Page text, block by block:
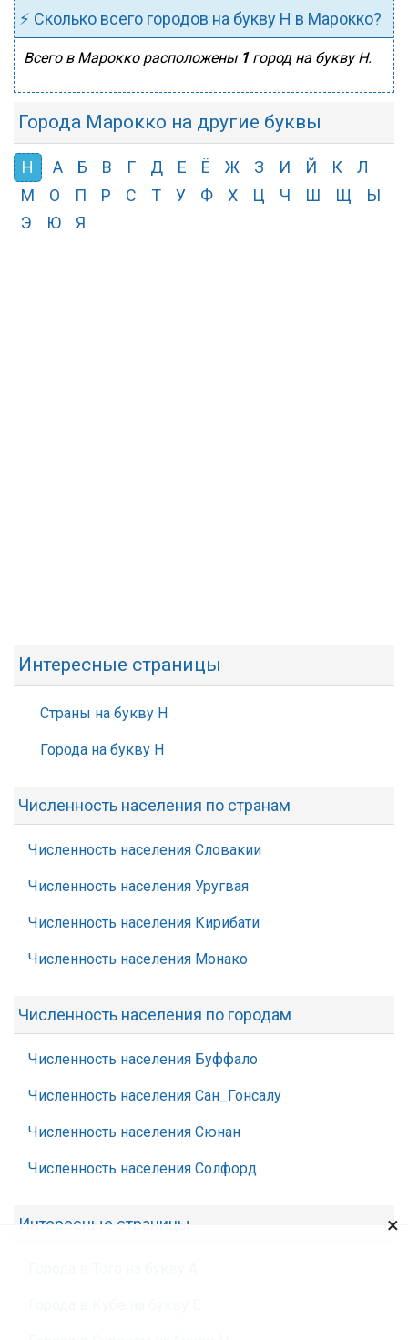
⚡ Сколько всего городов на букву Н в Марокко?
Всего в Марокко расположены 1город на букву Н.
Города Марокко на другие буквы
Н А Б В Г Д Е Ё Ж З И Й К
Л
М
О П Р С Т У Ф Х Ц Ч Ш Щ
Ы
Э
Ю Я
Интересные страницы
Страны на букву Н
Города на букву Н
Численность населения по странам
Численность населения Словакии
Численность населения Уругвая
Численность населения Кирибати
Численность населения Монако
Численность населения по городам
Численность населения Буффало
Численность населения Сан_Гонсалу
Численность населения Сюнан
Численность населения Солфорд
Интересные страницы ×